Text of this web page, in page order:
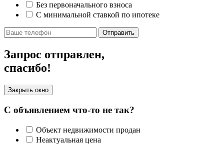
Без первоначального взноса
С минимальной ставкой по ипотеке
Отправить
Запрос отправлен,
спасибо!
Закрыть окно
С объявлением что-то не так?
Объект недвижимости продан
Неактуальная цена